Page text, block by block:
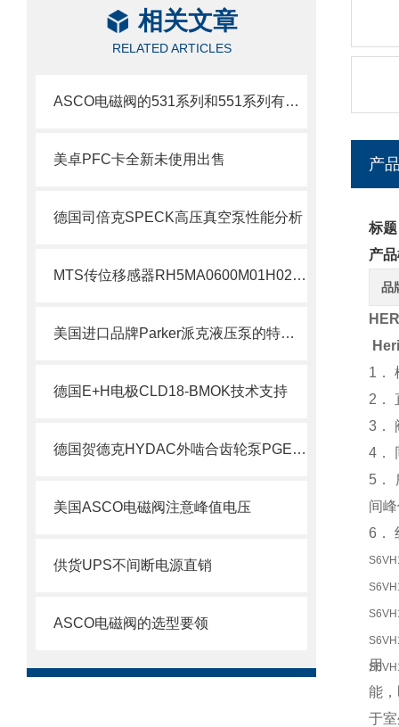
相关文章
RELATED ARTICLES
ASCO电磁阀的531系列和551系列有什么差别
美卓PFC卡全新未使用出售
德国司倍克SPECK高压真空泵性能分析
MTS传位移感器RH5MA0600M01H021S1011G8现货支持
美国进口品牌Parker派克液压泵的特点及用途
德国E+H电极CLD18-BMOK技术支持
德国贺德克HYDAC外啮合齿轮泵PGE100系列科普
美国ASCO电磁阀注意峰值电压
供货UPS不间断电源直销
ASCO电磁阀的选型要领
产
标
产
品
1．
2．
3．
4．
5．
间
6．
用
能
于